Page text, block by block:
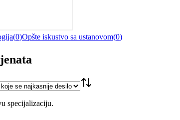
(0)Opšte iskustvo sa ustanovom(0)
specijalizaciju.